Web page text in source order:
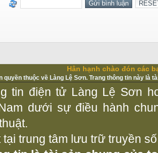
Hân hạnh chào đón các
quyền thuộc về Làng Lệ Sơn. Trang thông tin này là
tin điện tử Làng Lệ Sơn
dưới sự điều hành
trung tâm lưu trữ truyền